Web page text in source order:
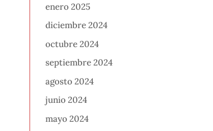
enero 2025
diciembre 2024
octubre 2024
septiembre 2024
agosto 2024
junio 2024
mayo 2024